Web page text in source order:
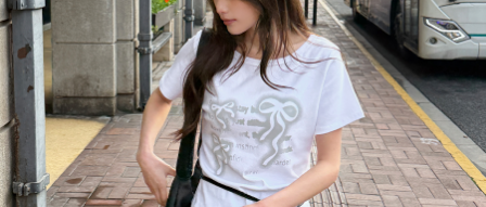
인플루언서 pick!
신상 5%
베스트
MADE
익스클루시브
아우터
티셔츠
니트